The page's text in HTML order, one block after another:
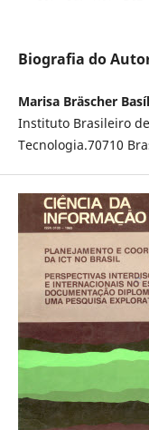
Biografia do
Marisa Bräscher
Instituto Brasileiro
Tecnologia.70710